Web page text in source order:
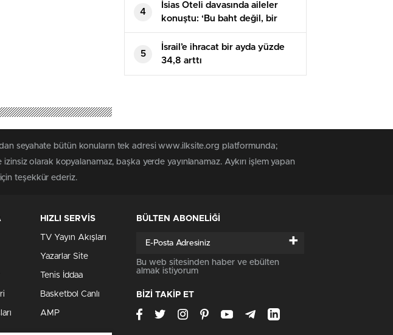
4
İsias Oteli davasında aileler
konuştu: ‘Bu baht değil, bir
cinayet’
5
İsrail’e ihracat bir ayda yüzde
34,8 arttı
seyahate bütün konuların tek adresi www.ilksite.org platformunda;
olarak kopyalanamaz, başka yerde yayınlanamaz. Aykırı işlem yapan
teşekkür ederiz.
HIZLI SERVİS
TV Yayın Akışları
Yazarlar Site
Tenis İddaa
Basketbol Canlı
AMP
BÜLTEN ABONELİĞİ
+
Bu web sitesinden haber ve ebülten
almak istiyorum
BİZİ TAKİP ET